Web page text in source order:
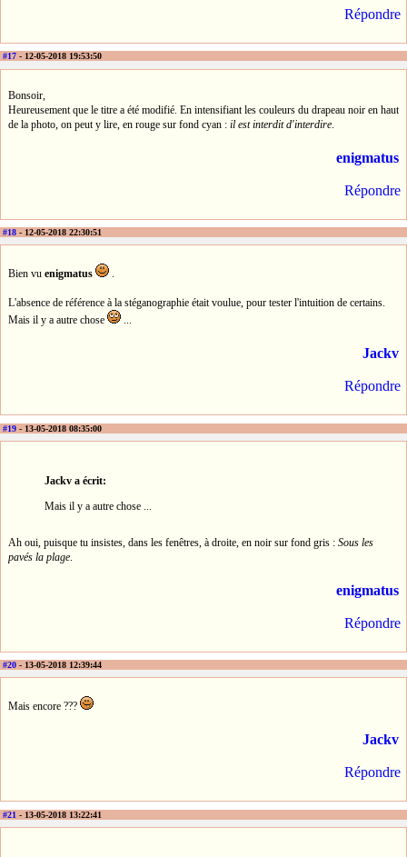
Répondre
#17 - 12-05-2018 19:53:50
Bonsoir,
Heureusement que le titre a été modifié. En intensifiant les couleurs du drapeau noir en haut
de la photo, on peut y lire, en rouge sur fond cyan : il est interdit d'interdire
enigmatus
Répondre
#18 - 12-05-2018 22:30:51
Bien vu enigmatus .
L'absence de référence à la stéganographie était voulue, pour tester l'intuition de certains.
Mais il y a autre chose
...
Jackv
Répondre
#19 - 13-05-2018 08:35:00
Jackv a écrit:
Mais il y a autre chose ...
Ah oui, puisque tu insistes, dans les fenêtres, à droite, en noir sur fond gris : Sous les
pavés la plage.
enigmatus
Répondre
#20 - 13-05-2018 12:39:44
Mais encore ???
Jackv
Répondre
#21 - 13-05-2018 13:22:41